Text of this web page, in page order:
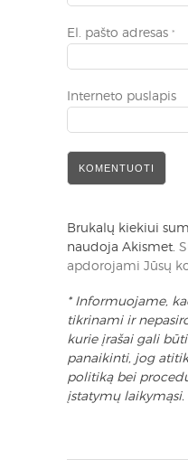
El. pašto adresas *
Interneto puslapis
Brukalų kiekiui
naudoja Akismet.
apdorojami Jūsų
* Informuojame,
tikrinami ir
kurie įrašai gali
panaikinti, jog
politiką bei
įstatymų